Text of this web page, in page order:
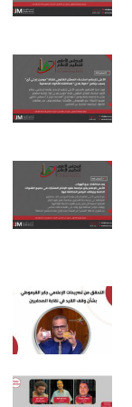
e